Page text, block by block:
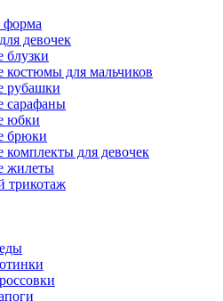
девочек
для мальчиков
рубашки
сарафаны
юбки
брюки
для девочек
жилеты
трикотаж